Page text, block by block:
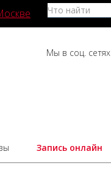
Мы в соц. сетях
Запись онлайн